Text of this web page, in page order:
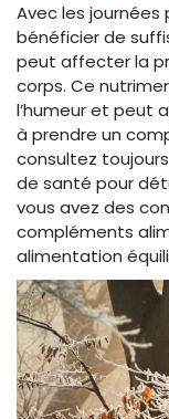
Avec les
bénéficier de
peut affecter la
corps. Ce
l’humeur et peut
à prendre un
consultez
de santé pour
vous avez des
compléments
alimentation